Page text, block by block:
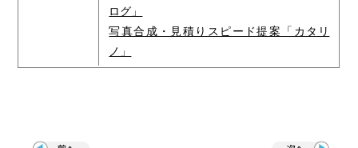
ログ」
写真合成・見積りスピード提案「カタリ
ノ」